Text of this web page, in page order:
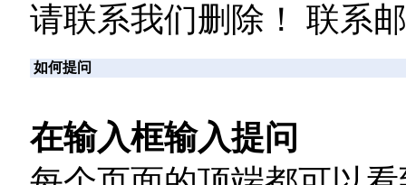
请联系我们删除！ 联系邮
如何提问
在输入框输入提问